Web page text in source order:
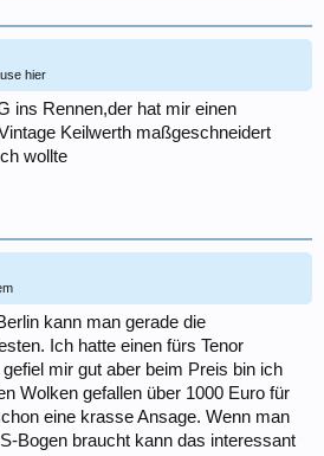
hier
ins Rennen,der hat mir einen
Keilwerth maßgeschneidert
wollte
kann man gerade die
Ich hatte einen fürs Tenor
mir gut aber beim Preis bin ich
Wolken gefallen über 1000 Euro für
eine krasse Ansage. Wenn man
Bogen braucht kann das interessant